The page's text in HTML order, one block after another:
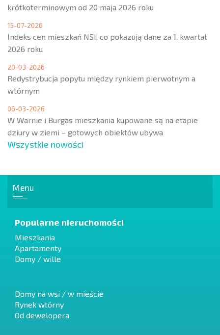
krótkoterminowym od 20 maja 2026 roku
15-07-2026
Indeks cen mieszkań NSI: co pokazują dane za 1. kwartał
2026 roku
20-03-2026
Redystrybucja popytu między rynkiem pierwotnym a
wtórnym
06-03-2026
W Warnie i Burgas mieszkania kupowane są na etapie
dziury w ziemi – gotowych obiektów ubywa
Wszystkie nowości
Menu
Popularne nieruchomości
Mieszkania
Apartamenty
Domy / wille
Domy na wsi / w mieście
Rynek wtórny
Od dewelopera